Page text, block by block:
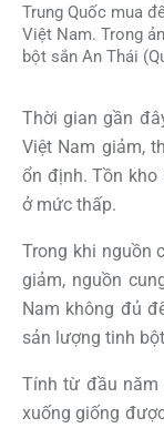
Trung Quốc mua
Việt Nam. Trong
bột sắn An Thái
Thời gian gần
Việt Nam giảm,
ổn định. Tồn kho
ở mức thấp.
Trong khi nguồn
giảm, nguồn
Nam không đủ
sản lượng tinh
Tính từ đầu năm
xuống giống